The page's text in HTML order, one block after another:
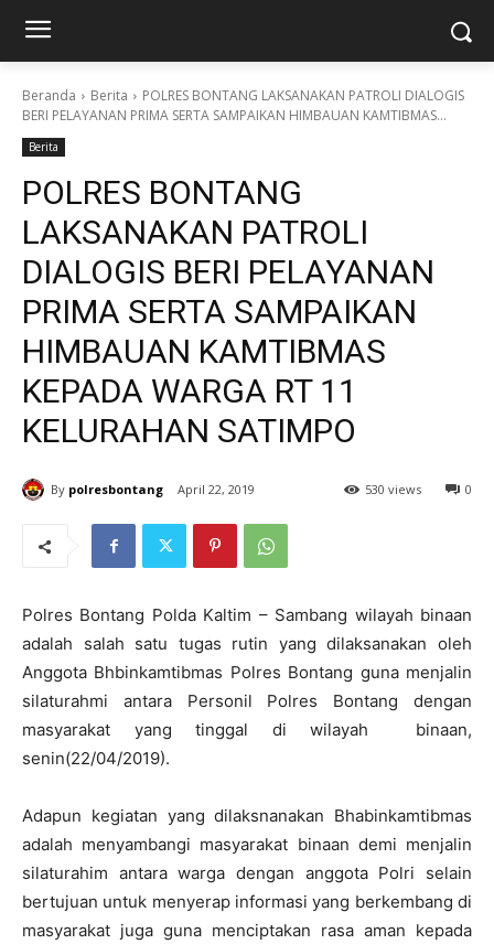
Beranda Berita
POLRES BONTANG LAKSANAKAN PATROLI DIALOGIS
BERI PELAYANAN PRIMA SERTA SAMPAIKAN HIMBAUAN KAMTIBMAS...
Berita
POLRES BONTANG
LAKSANAKAN PATROLI
DIALOGIS BERI PELAYANAN
PRIMA SERTA SAMPAIKAN
HIMBAUAN KAMTIBMAS
KEPADA WARGA RT 11
KELURAHAN SATIMPO
By polresbontang April 22, 2019 0
530 views
Polres Bontang Polda Kaltim – Sambang wilayah binaan
adalah salah satu tugas rutin yang dilaksanakan oleh
Anggota Bhbinkamtibmas Polres Bontang guna menjalin
silaturahmi antara Personil Polres Bontang dengan
masyarakat yang tinggal di wilayah binaan,
senin(22/04/2019).
Adapun kegiatan yang dilaksnanakan Bhabinkamtibmas
adalah menyambangi masyarakat binaan demi menjalin
silaturahim antara warga dengan anggota Polri selain
bertujuan untuk menyerap informasi yang berkembang di
masyarakat juga guna menciptakan rasa aman kepada